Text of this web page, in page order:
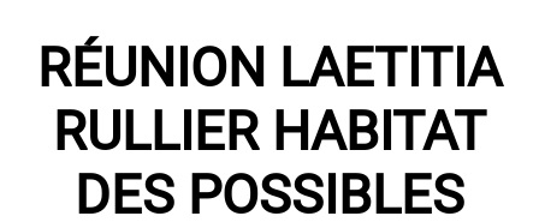
RÉUNION LAETITIA
RULLIER HABITAT
DES POSSIBLES